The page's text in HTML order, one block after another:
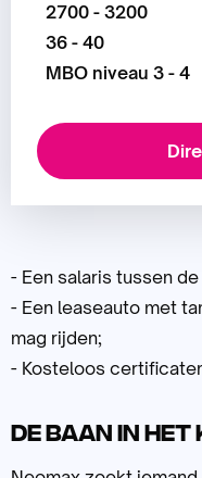
2700 - 3200
36 - 40
MBO niveau 3 - 4
- Een salaris tussen
- Een leaseauto met
mag rijden;
- Kosteloos
De baan in